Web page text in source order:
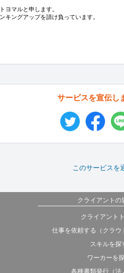
ヨマルと申します。
キングアップを請け負っています。
サービスを宣伝し
このサービスを
クライアントの
クライアント
仕事を依頼する（クラウ
スキルを探
ワーカーを
各種書類発行（法